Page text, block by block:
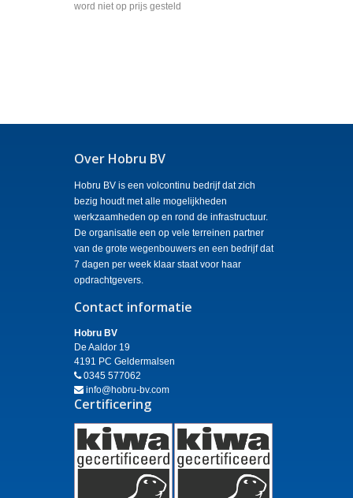
word niet op prijs gesteld
Over Hobru BV
Hobru BV is een volcontinu bedrijf dat zich
bezig houdt met alle mogelijkheden
werkzaamheden op en rond de infrastructuur.
De organisatie een op vele terreinen partner
van de grote wegenbouwers en een bedrijf dat
7 dagen per week klaar staat voor haar
opdrachtgevers.
Contact informatie
Hobru BV
De Aaldor 19
4191 PC Geldermalsen
0345 577062
info@hobru-bv.com
Certificering